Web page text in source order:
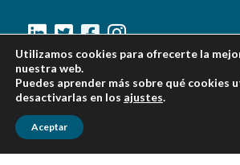
C&C Consultorías S.A.S
Cra 15 N° 88-21 Oficina 702
Bogotá, Colombia, Sur America.
d.reyes@hlbcycconsultorias.com
g.proyectos@cycconsultorias.com
Teléfonos:
Utilizamos cookies para ofrecerte la
nuestra web.
Puedes aprender más sobre qué cookies
desactivarlas en los ajustes.
Aceptar